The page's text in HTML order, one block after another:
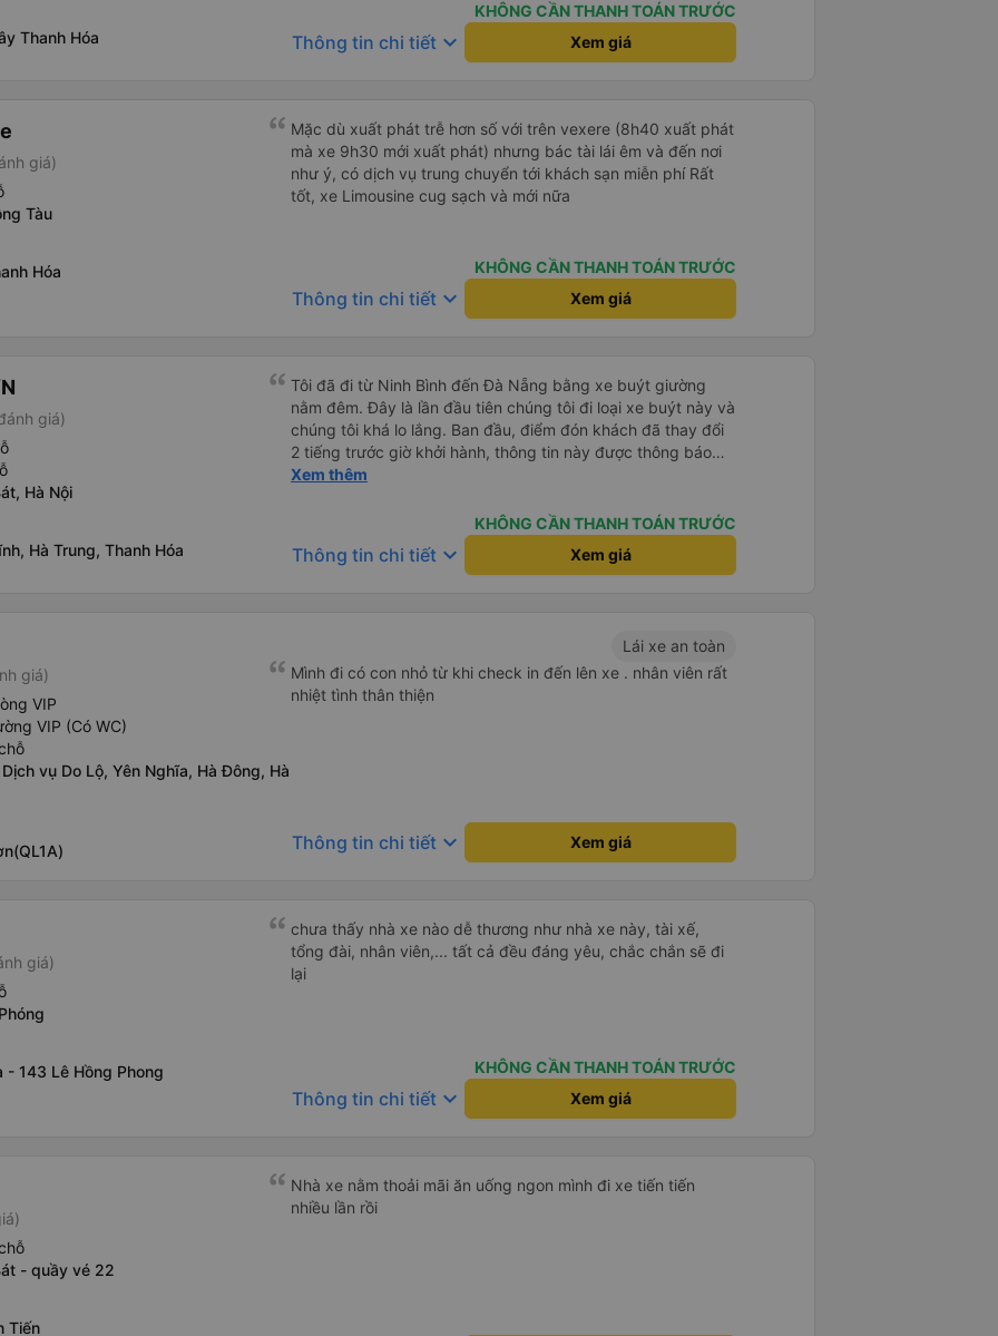
Thanh Hóa
Yến Nhi còn chủ động hỗ trợ trong suốt quá trình đặt vé, từ
việc giữ chỗ, xác nhận thông tin đến nhắc nhở giờ xe chạy.
cách phục vụ chuyên nghiệp của Yến Nhi đã góp phần nâng
cao chất lượng dịch vụ chung, đồng thời tạo dựng hình ảnh
tích cực cho nhà xe trong mắt khách hàng. Đây thực sự là
một tấm gương đáng khen ngợi trong lĩnh vực dịch vụ vận
KHÔNG CẦN THANH TOÁN TRƯỚC
Thông tin chi tiết keyboard_arrow_down Xem giá
giá)
Tàu
Hóa
Mặc dù xuất phát trễ hơn số với trên vexere (8h40 xuất phát
mà xe 9h30 mới xuất phát) nhưng bác tài lái êm và đến nơi
như ý, có dịch vụ trung chuyển tới khách sạn miễn phí Rất
tốt, xe Limousine cug sạch và mới nữa
KHÔNG CẦN THANH TOÁN TRƯỚC
Thông tin chi tiết keyboard_arrow_down Xem giá
giá)
Hà Nội
Hà Trung, Thanh Hóa
Tôi đã đi từ Ninh Bình đến Đà Nẵng bằng xe buýt giường
nằm đêm. Đây là lần đầu tiên chúng tôi đi loại xe buýt này và
chúng tôi khá lo lắng. Ban đầu, điểm đón khách đã thay đổi
2 tiếng trước giờ khởi hành, thông tin này được thông báo
qua email. Chúng tôi đến đúng địa điểm lúc 9 giờ nhưng xe
được phản hồi nhanh chóng, điều này rất đáng trân trọng.
Họ cho chúng tôi biết xe buýt đến muộn 10-15 phút. Khi xe
buýt đến, tài xế đã đến tận nơi giúp đỡ chúng tôi và nhân
thấy an toàn suốt cả chuyến đi. Cuối chuyến đi, tài xế đã
hướng dẫn chúng tôi đến xe đưa đón miễn phí đến khách
sạn. Tôi rất khuyên bạn nên sử dụng dịch vụ này.
Xem thêm
KHÔNG CẦN THANH TOÁN TRƯỚC
Thông tin chi tiết keyboard_arrow_down Xem giá
giá)
VIP
VIP (Có WC)
vụ Do Lộ, Yên Nghĩa, Hà Đông, Hà
Lái xe an toàn
Mình đi có con nhỏ từ khi check in đến lên xe . nhân viên rất
nhiệt tình thân thiện
Thông tin chi tiết keyboard_arrow_down Xem giá
giá)
- 143 Lê Hồng Phong
chưa thấy nhà xe nào dễ thương như nhà xe này, tài xế,
tổng đài, nhân viên,... tất cả đều đáng yêu, chắc chắn sẽ đi
lại
KHÔNG CẦN THANH TOÁN TRƯỚC
Thông tin chi tiết keyboard_arrow_down Xem giá
- quầy vé 22
Tiến
Nhà xe nằm thoải mãi ăn uống ngon mình đi xe tiến tiến
nhiều lần rồi